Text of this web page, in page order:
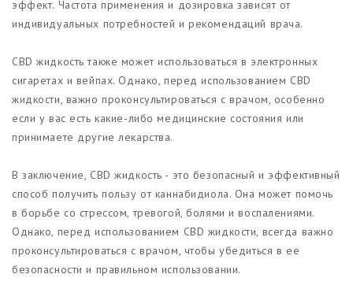
эффект. Частота применения и дозировка зависят от
индивидуальных потребностей и рекомендаций врача.
CBD жидкость также может использоваться в электронных
сигаретах и вейпах. Однако, перед использованием CBD
жидкости, важно проконсультироваться с врачом, особенно
если у вас есть какие-либо медицинские состояния или
принимаете другие лекарства.
В заключение, CBD жидкость - это безопасный и эффективный
способ получить пользу от каннабидиола. Она может помочь
в борьбе со стрессом, тревогой, болями и воспалениями.
Однако, перед использованием CBD жидкости, всегда важно
проконсультироваться с врачом, чтобы убедиться в ее
безопасности и правильном использовании.